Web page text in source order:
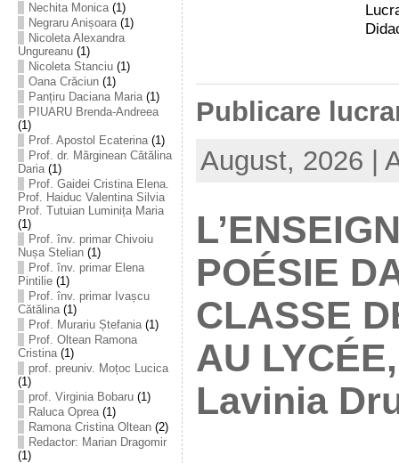
Nechita Monica(1)
Negraru Anișoara(1)
Nicoleta Alexandra
Ungureanu(1)
Nicoleta Stanciu(1)
Oana Crăciun(1)
Panțiru Daciana Maria(1)
PIUARU Brenda-Andreea
(1)
Prof. Apostol Ecaterina(1)
Prof. dr. Mărginean Cătălina
Daria(1)
Prof. Gaidei Cristina Elena.
Prof. Haiduc Valentina Silvia
Prof. Tutuian Luminița Maria
(1)
Prof. înv. primar Chivoiu
Nușa Stelian(1)
Prof. înv. primar Elena
Pintilie(1)
Prof. înv. primar Ivașcu
Cătălina(1)
Prof. Murariu Ștefania(1)
Prof. Oltean Ramona
Cristina(1)
prof. preuniv. Moțoc Lucica
(1)
prof. Virginia Bobaru(1)
Raluca Oprea(1)
Ramona Cristina Oltean(2)
Redactor: Marian Dragomir
(1)
Publicare
August, 2026 |
POÉSIE
CLASSE
AU
Lavinia